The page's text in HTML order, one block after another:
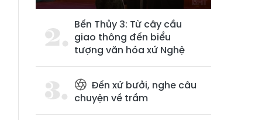
Bến Thủy 3: Từ cây cầu
giao thông đến biểu
tượng văn hóa xứ Nghệ
Đến xứ bưởi, nghe câu
chuyện về trầm